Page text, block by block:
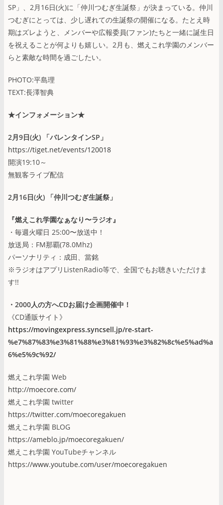
SP」、2月16日(火)に「仲川つむぎ生誕祭」が決まっている。仲川
つむぎにとっては、少し遅れての生誕祭の開催になる。たとえ時
期はズレようと、メンバーや広報委員(ファン)たちと一緒に誕生日
を祝えることが何よりも嬉しい。2月も、燃えこれ学園のメンバー
らと素敵な時間を過ごしたい。
PHOTO:平島理
TEXT:長澤智典
★インフォメーション★
2月9日(火) 「バレンタインSP」
https://tiget.net/events/120018
開演19:10～
無観客ライブ配信
2月16日(火) 「仲川つむぎ生誕祭」
『燃えこれ学園なぁなり〜ラジオ』
・毎週火曜日 25:00〜放送中！
放送局：FM那覇(78.0Mhz)
パーソナリティ：成田、當銘
※ラジオはアプリListenRadio等で、全国でもお聴きいただけま
す!!
・2000人の方へCDお届け企画開催中！
《CD通販サイト》
https://movingexpress.syncsell.jp/re-start-
%e7%87%83%e3%81%88%e3%81%93%e3%82%8c%e5%ad%a
6%e5%9c%92/
燃えこれ学園 Web
http://moecore.com/
燃えこれ学園 twitter
https://twitter.com/moecoregakuen
燃えこれ学園 BLOG
https://ameblo.jp/moecoregakuen/
燃えこれ学園 YouTubeチャンネル
https://www.youtube.com/user/moecoregakuen